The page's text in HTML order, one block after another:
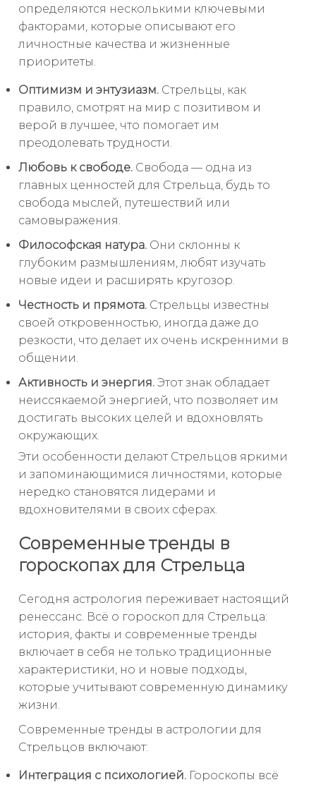
определяются несколькими ключевыми
факторами, которые описывают его
личностные качества и жизненные
приоритеты.
Оптимизм и энтузиазм. Стрельцы, как
правило, смотрят на мир с позитивом и
верой в лучшее, что помогает им
преодолевать трудности.
Любовь к свободе. Свобода — одна из
главных ценностей для Стрельца, будь то
свобода мыслей, путешествий или
самовыражения.
Философская натура. Они склонны к
глубоким размышлениям, любят изучать
новые идеи и расширять кругозор.
Честность и прямота. Стрельцы известны
своей откровенностью, иногда даже до
резкости, что делает их очень искренними в
общении.
Активность и энергия. Этот знак обладает
неиссякаемой энергией, что позволяет им
достигать высоких целей и вдохновлять
окружающих.
Эти особенности делают Стрельцов яркими
и запоминающимися личностями, которые
нередко становятся лидерами и
вдохновителями в своих сферах.
Современные тренды в
гороскопах для Стрельца
Сегодня астрология переживает настоящий
ренессанс. Всё о гороскоп для Стрельца:
история, факты и современные тренды
включает в себя не только традиционные
характеристики, но и новые подходы,
которые учитывают современную динамику
жизни.
Современные тренды в астрологии для
Стрельцов включают:
Интеграция с психологией. Гороскопы всё